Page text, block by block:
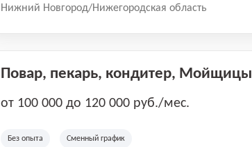
Нижний Новгород/Нижегородская область
Повар, пекарь, кондитер, Мойщицы
от 100 000 до 120 000 руб./мес.
Без опыта Сменный график